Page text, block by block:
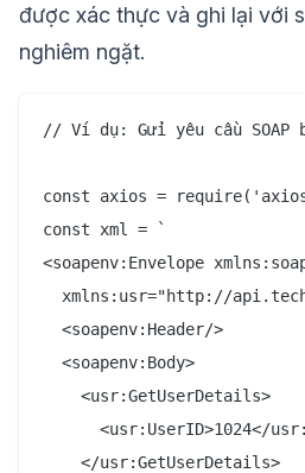
được xác thực và ghi lại với
nghiêm ngặt.
// Ví dụ: Gửi yêu cầu SOAP
const axios =
const xml = `
<soapenv:Envelope
xmlns:usr="http://
  <soapenv:Header/>
  <soapenv:Body>
    <usr:GetUserDetails>
<usr:UserID>1024</
    </usr:GetUserDetails>